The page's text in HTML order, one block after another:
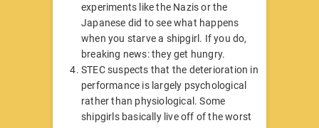
experiments like the Nazis or the
Japanese did to see what happens
when you starve a shipgirl. If you do,
breaking news: they get hungry.
STEC suspects that the deterioration in
performance is largely psychological
rather than physiological. Some
shipgirls basically live off of the worst